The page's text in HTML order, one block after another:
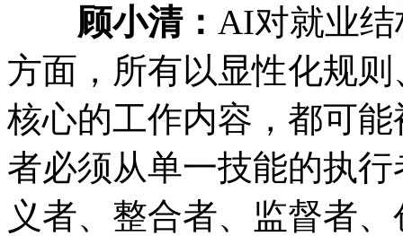
顾小清： AI对就业
方面，所有以显性化规
核心的工作内容，都可
者必须从单一技能的执
义者、整合者、监督者